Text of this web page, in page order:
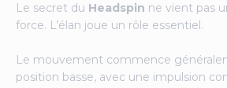
Le secret du Headspin ne vient pas
force. L’élan joue un rôle essentiel.
Le mouvement commence
position basse, avec une impulsion